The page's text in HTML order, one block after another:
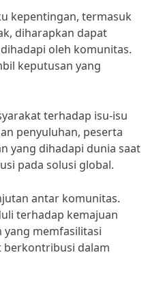
kepentingan, termasuk
diharapkan dapat
oleh komunitas.
keputusan yang
terhadap isu-isu
penyuluhan, peserta
yang dihadapi dunia saat
pada solusi global.
antar komunitas.
terhadap kemajuan
yang memfasilitasi
berkontribusi dalam